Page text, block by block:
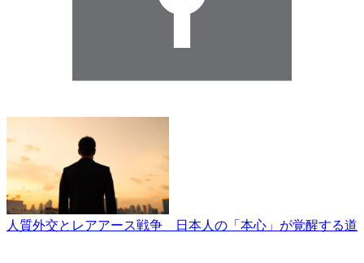
人質外交とレアアース戦争 日本人の「本心」が覚醒する道